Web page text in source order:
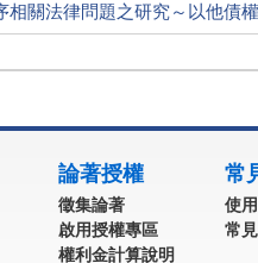
相關法律問題之研究～以他債
論著授權
徵集論著
啟用授權專區
權利金計算說明
常
使
常